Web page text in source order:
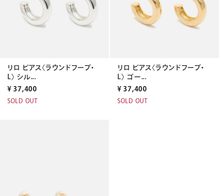
リロ ピアス〈ラウンドフープ・
L〉 シル...
¥ 37,400
SOLD OUT
リロ ピアス〈ラウンドフープ・
L〉 ゴー...
¥ 37,400
SOLD OUT